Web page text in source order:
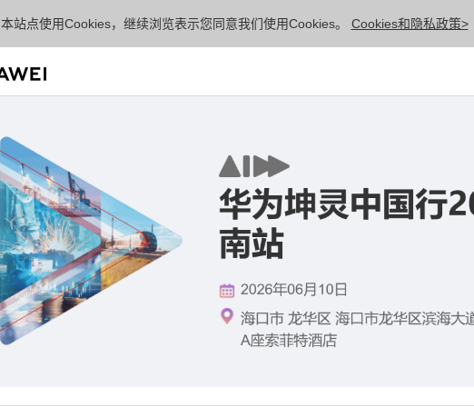
本站点使用Cookies，继续浏览表示您同意我们使用Cookies。 Cookies和隐私政策>